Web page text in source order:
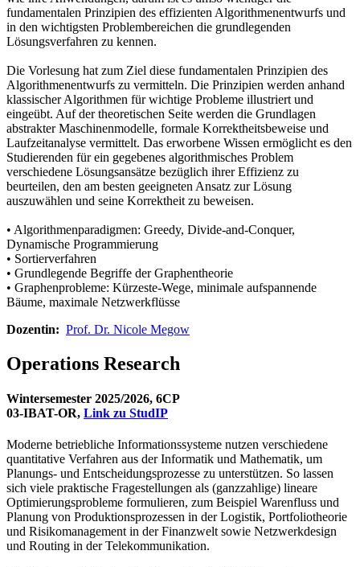
fundamentalen Prinzipien des effizienten Algorithmenentwurfs und
in den wichtigsten Problembereichen die grundlegenden
Lösungsverfahren zu kennen.
Die Vorlesung hat zum Ziel diese fundamentalen Prinzipien des
Algorithmenentwurfs zu vermitteln. Die Prinzipien werden anhand
klassischer Algorithmen für wichtige Probleme illustriert und
eingeübt. Auf der theoretischen Seite werden die Grundlagen
abstrakter Maschinenmodelle, formale Korrektheitsbeweise und
Laufzeitanalyse vermittelt. Das erworbene Wissen ermöglicht es den
Studierenden für ein gegebenes algorithmisches Problem
verschiedene Lösungsansätze bezüglich ihrer Effizienz zu
beurteilen, den am besten geeigneten Ansatz zur Lösung
auszuwählen und seine Korrektheit zu beweisen.
• Algorithmenparadigmen: Greedy, Divide-and-Conquer,
Dynamische Programmierung
• Sortierverfahren
• Grundlegende Begriffe der Graphentheorie
• Graphenprobleme: Kürzeste-Wege, minimale aufspannende
Bäume, maximale Netzwerkflüsse
Dozentin: Prof. Dr. Nicole Megow
Operations Research
Wintersemester 2025/2026, 6CP
03-IBAT-OR, Link zu StudIP
Moderne betriebliche Informationssysteme nutzen verschiedene
quantitative Verfahren aus der Informatik und Mathematik, um
Planungs- und Entscheidungsprozesse zu unterstützen. So lassen
sich viele praktische Fragestellungen als (ganzzahlige) lineare
Optimierungsprobleme formulieren, zum Beispiel Warenfluss und
Planung von Produktionsprozessen in der Logistik, Portfoliotheorie
und Risikomanagement in der Finanzwelt sowie Netzwerkdesign
und Routing in der Telekommunikation.